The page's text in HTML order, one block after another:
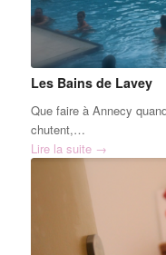
Les Bains de Lavey
Que faire à Annecy
chutent,…
Lire la suite→